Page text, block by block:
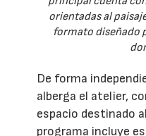
orientadas al
formato diseñado
De forma
alberga el atelier,
espacio destinado
programa incluye